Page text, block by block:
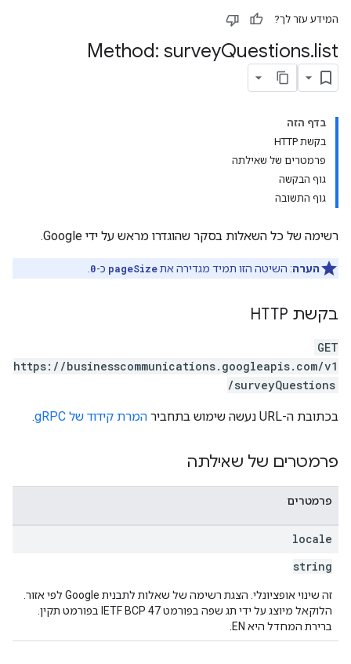
המידע עזר לך?
Method: surveyQuestions.list
בדף הזה
בקשת HTTP
פרמטרים של שאילתה
גוף הבקשה
גוף התשובה
רשימה של כל השאלות בסקר שהוגדרו מראש על ידי Google.
הערה: השיטה הזו תמיד מגדירה אתpageSize כ-0
בקשת HTTP
GET
https://businesscommunications.googleapis.com/v1
/surveyQuestions
בכתובת ה-URL נעשה שימוש בתחביר המרת קידוד של gRPC .
פרמטרים של שאילתה
פרמטרים
locale
string
זה שינוי אופציונלי. הצגת רשימה של שאלות לתבנית Google לפי אזור.
הלוקאל מיוצג על ידי תג שפה בפורמט IETF BCP 47 בפורמט תקין.
ברירת המחדל היא EN.